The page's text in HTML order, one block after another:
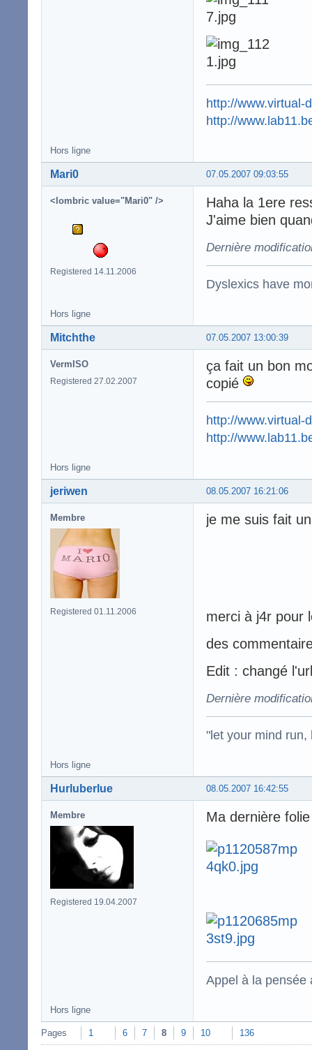
http://www.virtual-
http://
Hors ligne
07.05.2007 09:03:55
Mari0
<lombric value="Mari0" />
Registered 14.11.2006
Haha la 1ere
J'aime bien
Dernière
Dyslexics have
Hors ligne
07.05.2007 13:00:39
Mitchthe
VermISO
Registered 27.02.2007
ça fait un bon
copié
http://www.virtual-
http://
Hors ligne
08.05.2007 16:21:06
jeriwen
Membre
Registered 01.11.2006
je me suis fait
merci à j4r pour
des
Edit : changé
Dernière
"let your mind run,
Hors ligne
08.05.2007 16:42:55
Hurluberlue
Membre
Registered 19.04.2007
Ma dernière
Appel à la pensée
Hors ligne
Pages 1 6 7 8 9 10 136